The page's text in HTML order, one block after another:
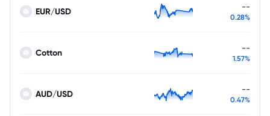
EUR/USD --
0.28%
Cotton --
1.57%
AUD/USD --
0.47%